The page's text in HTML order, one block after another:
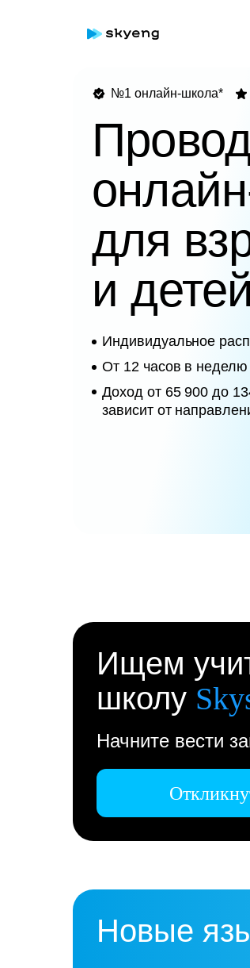
№1 онлайн-школа*
Индивидуальное
От 12 часов в неделю
Доход от 65 900 до
зависит от
для
и детей
Ищем
школу
Начните вести
Новые